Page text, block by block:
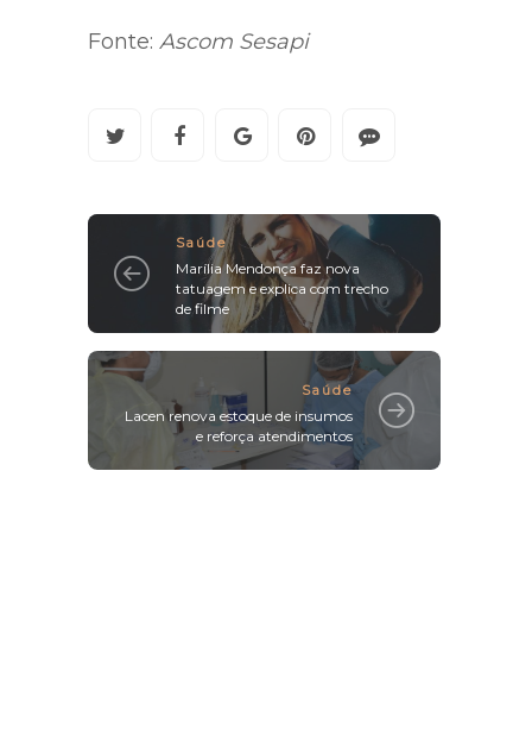
Fonte: Ascom Sesapi
Saúde
Marília Mendonça faz nova
tatuagem e explica com trecho
de filme
Saúde
Lacen renova estoque de insumos
e reforça atendimentos